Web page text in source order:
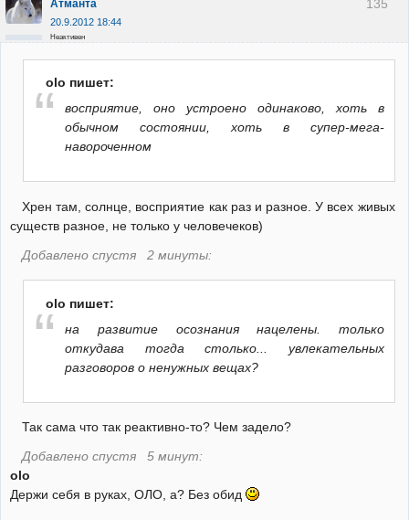
135
Атманта
20.9.2012 18:44
Неактивен
olo пишет:
восприятие, оно устроено одинаково, хоть в
обычном состоянии, хоть в супер-мега-
навороченном
Хрен там, солнце, восприятие как раз и разное. У всех живых
существ разное, не только у человечеков)
Добавлено спустя 2 минуты:
olo пишет:
на развитие осознания нацелены. только
откудава тогда столько... увлекательных
разговоров о ненужных вещах?
Так сама что так реактивно-то? Чем задело?
Добавлено спустя 5 минут:
olo
Держи себя в руках, ОЛО, а? Без обид